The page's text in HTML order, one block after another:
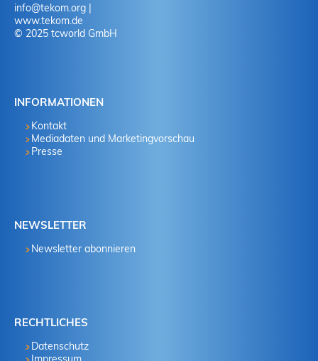
info@tekom.org |
www.tekom.de
© 2025 tcworld GmbH
INFORMATIONEN
Kontakt
Mediadaten und Marketingvorschau
Presse
NEWSLETTER
Newsletter abonnieren
RECHTLICHES
Datenschutz